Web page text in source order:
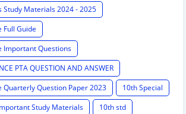
Study Materials 2024 - 2025
Full Guide
Important Questions
PTA QUESTION AND ANSWER
Quarterly Question Paper 2023
10th Special
Study Materials
10th std